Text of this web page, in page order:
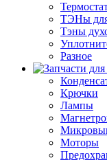
ТЭНы для
Тэны
Разное
Крючки
Лампы
Моторы